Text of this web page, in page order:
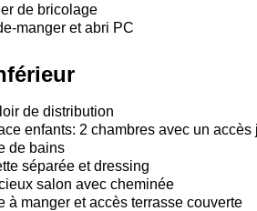
de bricolage
manger et abri PC
de distribution
enfants: 2 chambres avec un accès
de bains
séparée et dressing
salon avec cheminée
à manger et accès terrasse couverte